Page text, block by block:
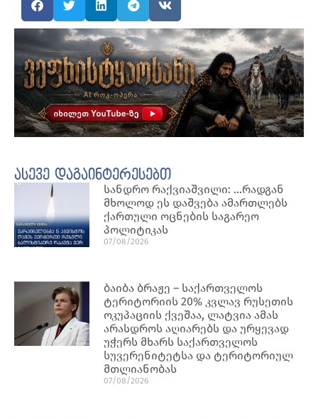
ასევე დაგაინტერესებთ
სანდრო რაქვიაშვილი: …რადგან
მხოლოდ ეს დაშვება ამართლებს
ქართული ოცნების საგარეო
პოლიტიკას
07/08/2026
ბაიბა ბრაჟე – საქართველოს
ტერიტორიის 20% კვლავ რუსეთის
ოკუპაციის ქვეშაა, ლატვია ამას
არასდროს აღიარებს და ურყევად
უჭერს მხარს საქართველოს
სუვერენიტეტსა და ტერიტორიულ
მთლიანობას
07/08/2026